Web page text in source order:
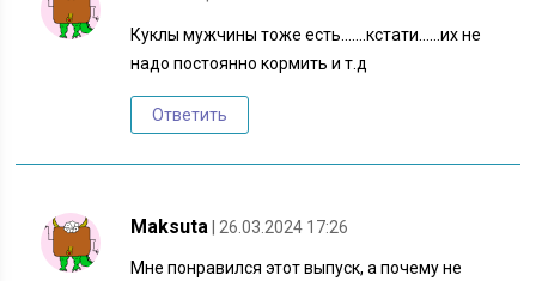
Куклы мужчины тоже есть…….кстати……их не
надо постоянно кормить и т.д
Ответить
Maksuta | 26.03.2024 17:26
Мне понравился этот выпуск, а почему не